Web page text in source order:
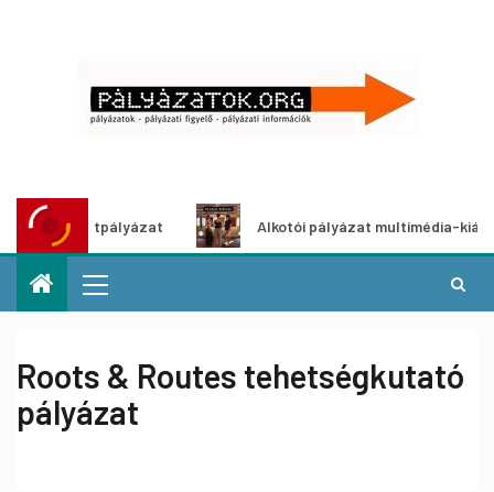
ötletpályázat Alkotói pályázat multimédia-kiállításhoz
Roots & Routes tehetségkutató
pályázat